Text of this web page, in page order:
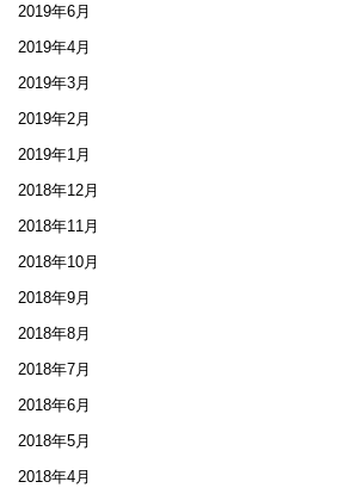
2019年6月
2019年4月
2019年3月
2019年2月
2019年1月
2018年12月
2018年11月
2018年10月
2018年9月
2018年8月
2018年7月
2018年6月
2018年5月
2018年4月